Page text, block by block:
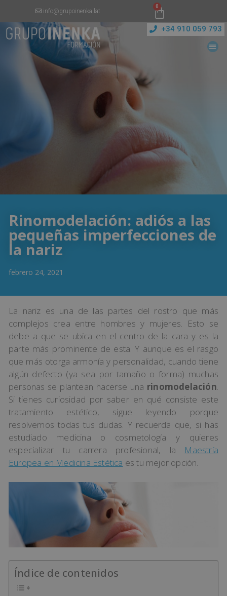
info@grupoinenka.lat
0
+34 910 059 793
Rinomodelación: adiós a las
pequeñas imperfecciones de
la nariz
febrero 24, 2021
La nariz es una de las partes del rostro que más
complejos crea entre hombres y mujeres. Esto se
debe a que se ubica en el centro de la cara y es la
parte más prominente de esta. Y aunque es el rasgo
que más otorga armonía y personalidad, cuando tiene
algún defecto (ya sea por tamaño o forma) muchas
personas se plantean hacerse una rinomodelación.
Si tienes curiosidad por saber en qué consiste este
tratamiento estético, sigue leyendo porque
resolvemos todas tus dudas. Y recuerda que, si has
estudiado medicina o cosmetología y quieres
especializar tu carrera profesional, la Maestría
Europea en Medicina Estética es tu mejor opción.
Índice de contenidos